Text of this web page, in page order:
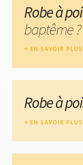
Robe à
baptême ?
EN SAVOIR PLUS
Robe à
EN SAVOIR PLUS